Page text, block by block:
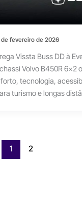
de fevereiro de 2026
Vissta Buss DD à
Volvo B450R 6×2
tecnologia,
turismo e longas
1 2